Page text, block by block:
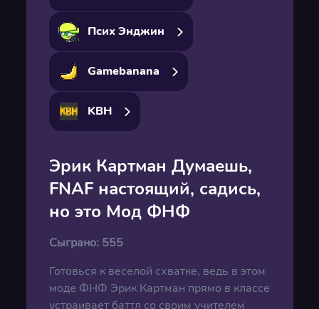
Псих Энджин
Gamebanana
KBH
Эрик Картман Думаешь,
FNAF настоящий, садись,
но это Мод ФНФ
Сыграно: 555
Готовься к веселой схватке, ведь в этом
моде ФНФ Эрик Картман прямо в классе
устраивает баттл со своим учителем